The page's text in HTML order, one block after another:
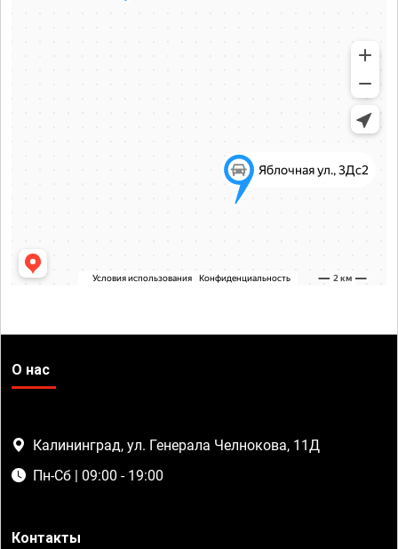
О нас
Калининград, ул. Генерала Челнокова, 11Д
Пн-Сб | 09:00 - 19:00
Контакты